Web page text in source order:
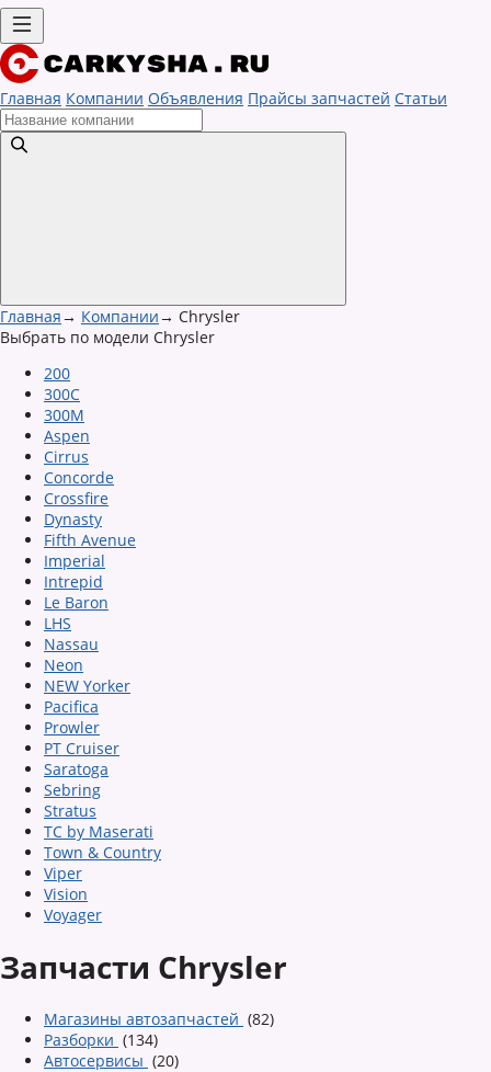
Главная Компании Объявления Прайсы запчастей Статьи
Главная→ Компании→ Chrysler
Выбрать по модели Chrysler
200
300C
300M
Aspen
Cirrus
Concorde
Crossfire
Dynasty
Fifth Avenue
Imperial
Intrepid
Le Baron
LHS
Nassau
Neon
NEW Yorker
Pacifica
Prowler
PT Cruiser
Saratoga
Sebring
Stratus
TC by Maserati
Town & Country
Viper
Vision
Voyager
Запчасти Chrysler
Магазины автозапчастей (82)
Разборки (134)
Автосервисы (20)